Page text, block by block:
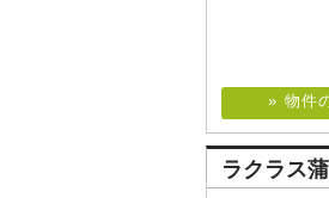
» 物件
ラクラス